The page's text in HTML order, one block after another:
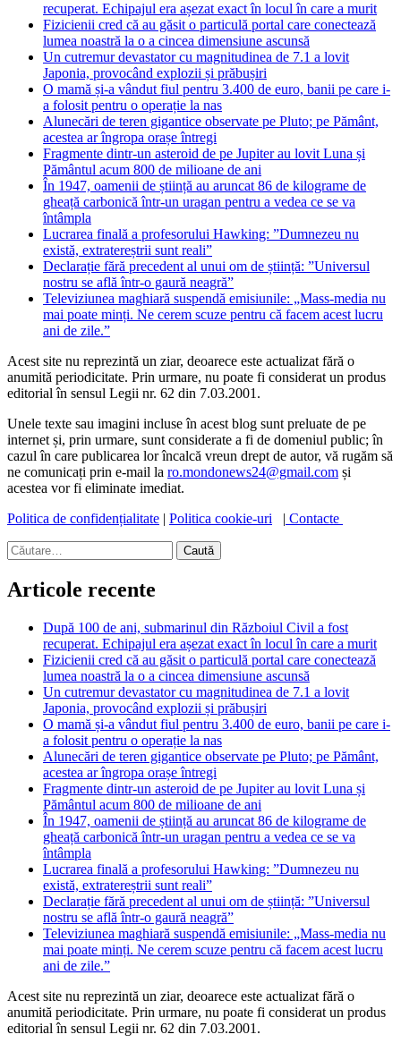
recuperat. Echipajul era așezat exact în locul în care a murit
Fizicienii cred că au găsit o particulă portal care conectează
lumea noastră la o a cincea dimensiune ascunsă
Un cutremur devastator cu magnitudinea de 7.1 a lovit
Japonia, provocând explozii și prăbușiri
O mamă și-a vândut fiul pentru 3.400 de euro, banii pe care i-
a folosit pentru o operație la nas
Alunecări de teren gigantice observate pe Pluto; pe Pământ,
acestea ar îngropa orașe întregi
Fragmente dintr-un asteroid de pe Jupiter au lovit Luna și
Pământul acum 800 de milioane de ani
În 1947, oamenii de știință au aruncat 86 de kilograme de
gheață carbonică într-un uragan pentru a vedea ce se va
întâmpla
Lucrarea finală a profesorului Hawking: ”Dumnezeu nu
există, extratereștrii sunt reali”
Declarație fără precedent al unui om de știință: ”Universul
nostru se află într-o gaură neagră”
Televiziunea maghiară suspendă emisiunile: „Mass-media nu
mai poate minți. Ne cerem scuze pentru că facem acest lucru
ani de zile.”
Acest site nu reprezintă un ziar, deoarece este actualizat fără o
anumită periodicitate. Prin urmare, nu poate fi considerat un produs
editorial în sensul Legii nr. 62 din 7.03.2001.
Unele texte sau imagini incluse în acest blog sunt preluate de pe
internet și, prin urmare, sunt considerate a fi de domeniul public; în
cazul în care publicarea lor încalcă vreun drept de autor, vă rugăm să
ne comunicați prin e-mail la ro.mondonews24@gmail.com și
acestea vor fi eliminate imediat.
Politica de confidențialitate | Politica cookie-uri | Contacte
Caută
după:
Articole recente
După 100 de ani, submarinul din Războiul Civil a fost
recuperat. Echipajul era așezat exact în locul în care a murit
Fizicienii cred că au găsit o particulă portal care conectează
lumea noastră la o a cincea dimensiune ascunsă
Un cutremur devastator cu magnitudinea de 7.1 a lovit
Japonia, provocând explozii și prăbușiri
O mamă și-a vândut fiul pentru 3.400 de euro, banii pe care i-
a folosit pentru o operație la nas
Alunecări de teren gigantice observate pe Pluto; pe Pământ,
acestea ar îngropa orașe întregi
Fragmente dintr-un asteroid de pe Jupiter au lovit Luna și
Pământul acum 800 de milioane de ani
În 1947, oamenii de știință au aruncat 86 de kilograme de
gheață carbonică într-un uragan pentru a vedea ce se va
întâmpla
Lucrarea finală a profesorului Hawking: ”Dumnezeu nu
există, extratereștrii sunt reali”
Declarație fără precedent al unui om de știință: ”Universul
nostru se află într-o gaură neagră”
Televiziunea maghiară suspendă emisiunile: „Mass-media nu
mai poate minți. Ne cerem scuze pentru că facem acest lucru
ani de zile.”
Acest site nu reprezintă un ziar, deoarece este actualizat fără o
anumită periodicitate. Prin urmare, nu poate fi considerat un produs
editorial în sensul Legii nr. 62 din 7.03.2001.